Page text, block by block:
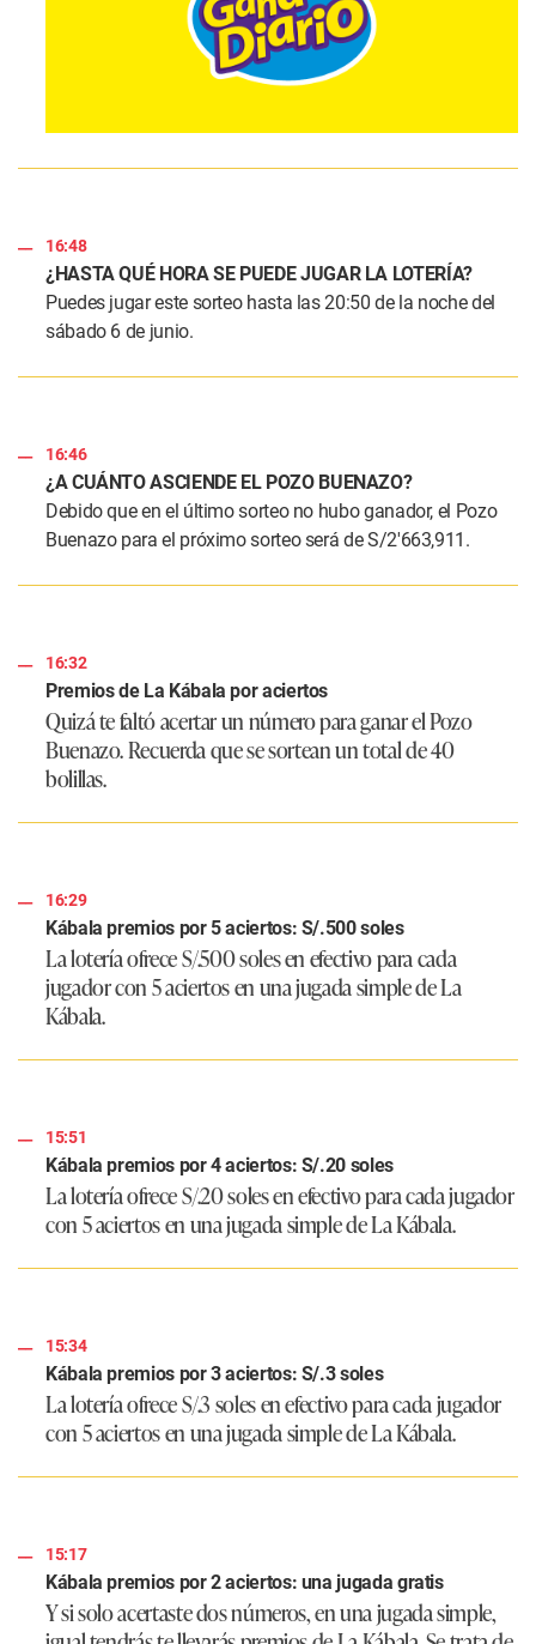
16:48
¿HASTA QUÉ HORA SE PUEDE JUGAR LA LOTERÍA?
Puedes jugar este sorteo hasta las 20:50 de la noche del
sábado 6 de junio.
16:46
¿A CUÁNTO ASCIENDE EL POZO BUENAZO?
Debido que en el último sorteo no hubo ganador, el Pozo
Buenazo para el próximo sorteo será de S/2′663,911.
16:32
Premios de La Kábala por aciertos
Quizá te faltó acertar un número para ganar el Pozo
Buenazo. Recuerda que se sortean un total de 40
bolillas.
16:29
Kábala premios por 5 aciertos: S/.500 soles
La lotería ofrece S/.500 soles en efectivo para cada
jugador con 5 aciertos en una jugada simple de La
Kábala.
15:51
Kábala premios por 4 aciertos: S/.20 soles
La lotería ofrece S/.20 soles en efectivo para cada jugador
con 5 aciertos en una jugada simple de La Kábala.
15:34
Kábala premios por 3 aciertos: S/.3 soles
La lotería ofrece S/.3 soles en efectivo para cada jugador
con 5 aciertos en una jugada simple de La Kábala.
15:17
Kábala premios por 2 aciertos: una jugada gratis
Y si solo acertaste dos números, en una jugada simple,